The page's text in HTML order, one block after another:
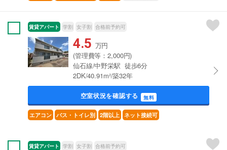
賃貸アパート 学割 女子割 合格前予約可
4.5 万円
(管理費等：2,000円)
仙石線/中野栄駅 徒歩6分
2DK/40.91m²/築32年
空室状況を確認する 無料
エアコン バス・トイレ別 2階以上 ネット接続可
賃貸アパート 学割 女子割 合格前予約可